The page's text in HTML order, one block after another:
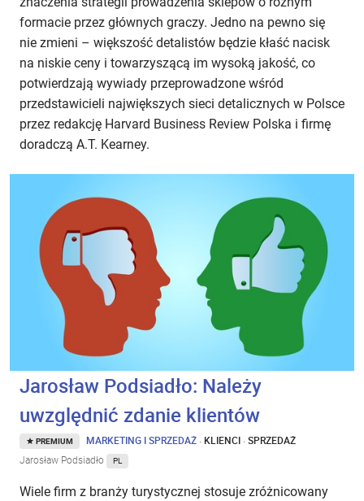
formacie przez głównych graczy. Jedno na pewno się
nie zmieni – większość detalistów będzie kłaść nacisk
na niskie ceny i towarzyszącą im wysoką jakość, co
potwierdzają wywiady przeprowadzone wśród
przedstawicieli największych sieci detalicznych w Polsce
przez redakcję Harvard Business Review Polska i firmę
doradczą A.T. Kearney.
Jarosław Podsiadło: Należy
uwzględnić zdanie klientów
PREMIUM MARKETING I SPRZEDAŻ ·KLIENCI ·SPRZEDAŻ
Jarosław Podsiadło PL
Wiele firm z branży turystycznej stosuje zróżnicowany